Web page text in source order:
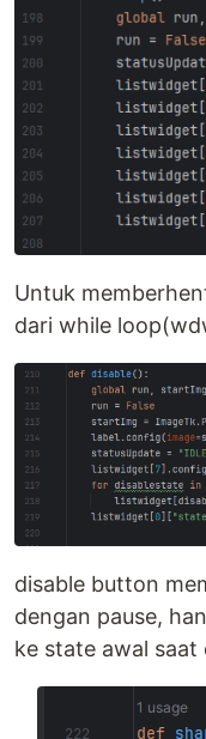
Untuk
dari while
disable button
dengan pause,
ke state awal saat